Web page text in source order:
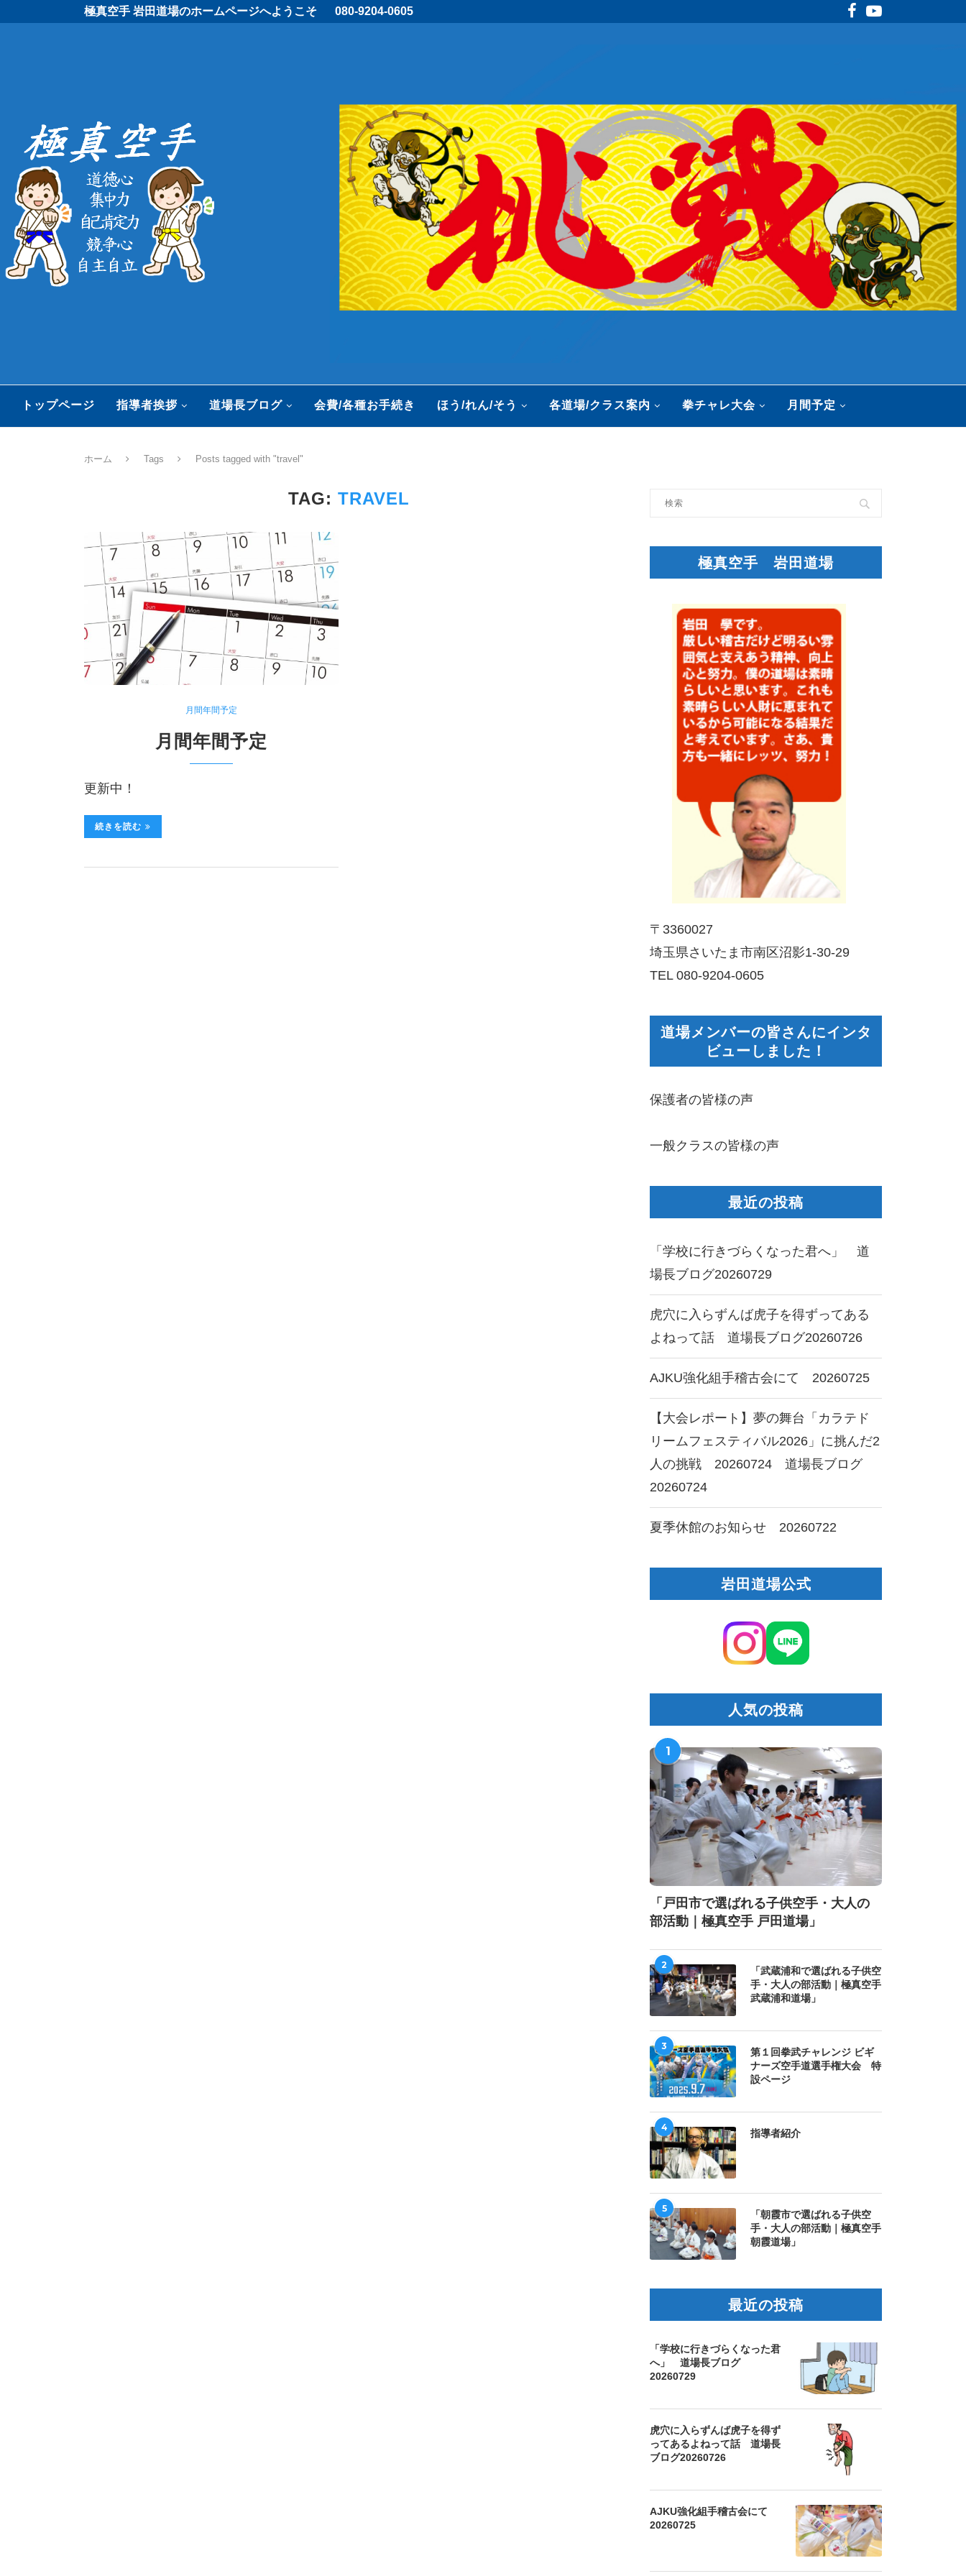
極真空手 岩田道場のホームページへようこそ 080-9204-0605
トップページ 指導者挨拶 道場長ブログ 会費/各種お手続き ほう/れん/そう 各道場/クラス案内 拳チャレ大会 月間予定
ホーム Tags Posts tagged with "travel"
TAG:TRAVEL
月間年間予定
月間年間予定
更新中！
続きを読む
極真空手 岩田道場
〒3360027
埼玉県さいたま市南区沼影1-30-29
TEL 080-9204-0605
道場メンバーの皆さんにインタ
ビューしました！
保護者の皆様の声
一般クラスの皆様の声
最近の投稿
「学校に行きづらくなった君へ」 道
場長ブログ20260729
虎穴に入らずんば虎子を得ずってある
よねって話 道場長ブログ20260726
AJKU強化組手稽古会にて 20260725
【大会レポート】夢の舞台「カラテド
リームフェスティバル2026」に挑んだ2
人の挑戦 20260724 道場長ブログ
20260724
夏季休館のお知らせ 20260722
岩田道場公式
人気の投稿
1
「戸田市で選ばれる子供空手・大人の
部活動｜極真空手 戸田道場」
2
「武蔵浦和で選ばれる子供空
手・大人の部活動｜極真空手
武蔵浦和道場」
3
第１回拳武チャレンジ ビギ
ナーズ空手道選手権大会 特
設ページ
4
指導者紹介
5
「朝霞市で選ばれる子供空
手・大人の部活動｜極真空手
朝霞道場」
最近の投稿
「学校に行きづらくなった君
へ」 道場長ブログ
20260729
虎穴に入らずんば虎子を得ず
ってあるよねって話 道場長
ブログ20260726
AJKU強化組手稽古会にて
20260725